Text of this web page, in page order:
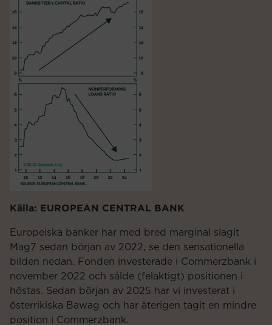
Källa: EUROPEAN CENTRAL BANK
Europeiska banker har med bred marginal slagit
Mag7 sedan början av 2022, se den sensationella
bilden nedan. Fonden investerade i Commerzbank i
november 2022 och sålde (felaktigt) positionen i
höstas. Sedan början av 2025 har vi investerat i
österrikiska Bawag och har återigen tagit en mindre
position i Commerzbank.